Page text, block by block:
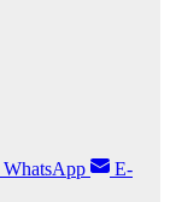
WhatsApp
E-